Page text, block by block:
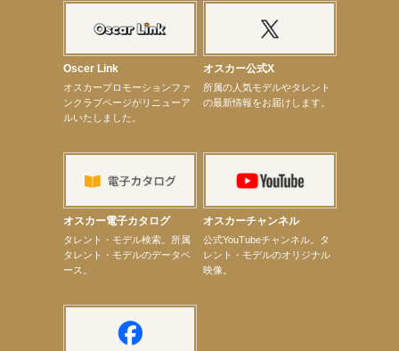
【elfin’】7thシングル『全世界』がFM-UUでO.A.決定♪
【elfin’】7thシングル『全世界』がFM TANABEでO.A.決定♪
【昆虫ハンター牧田習】8月13日（木）プライムツリー赤池「ふれあい昆虫フェスティバル」トーク
ショーゲスト出演！
【井頭愛海】『小さなお葬式』TV-CM出演！
【定本楓馬】WEB DIGVII 連載企画『東京23時』に登場！
【上戸彩】サントリー「−196」新CM出演！
【elfin’】【小倉舞子】8月9日（日）「MxM’s produce event vol.14」に出演決定！
【elfin’】【辻美優】8月28日（金）「辻美優(elfin’)グレイテスト・ショー」に出演決定！
【elfin’】9月27日（日）「Beauty Voice Theater Reboot Vol.3」開催決定！
Oscer Link
オスカープロモーションファ
ンクラブページがリニューア
ルいたしました。
オスカー公式X
所属の人気モデルやタレント
の最新情報をお届けします。
オスカー電子カタログ
タレント・モデル検索。所属
タレント・モデルのデータベ
ース。
オスカーチャンネル
公式YouTubeチャンネル。タ
レント・モデルのオリジナル
映像。